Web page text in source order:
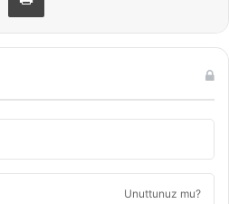
Unuttunuz mu?